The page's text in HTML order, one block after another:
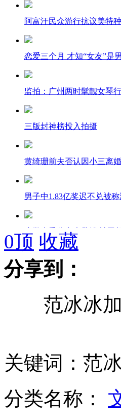
阿富汗民众游行抗议美特
恋爱三个月 才知“女友”是
监拍：广州两时髦靓女琴
三版封神榜投入拍摄
黄绮珊前夫否认因小三离婚
男子中1.83亿奖迟不兑被
小学生乘公交未带钱 被司
男子脖子挂牌"求卖身" 自
网传PM2.5与楼层高度有关
山西运城恶犬咬伤多人 警
0顶 收藏
分享到：
范冰冰加
关键词：范
分类名称：